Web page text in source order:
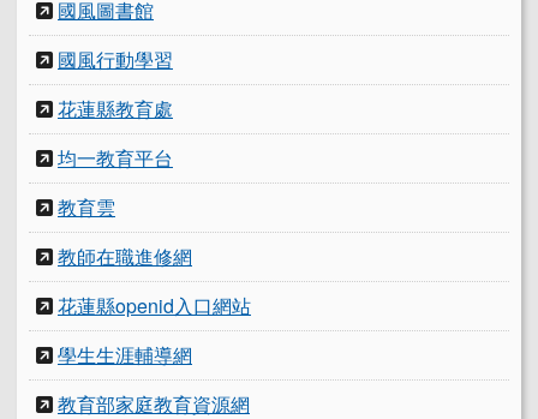
國風圖書館
國風行動學習
花蓮縣教育處
均一教育平台
教育雲
教師在職進修網
花蓮縣openid入口網站
學生生涯輔導網
教育部家庭教育資源網